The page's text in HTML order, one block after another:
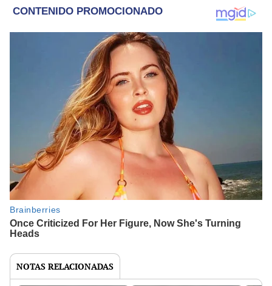
NOTAS RELACIONADAS